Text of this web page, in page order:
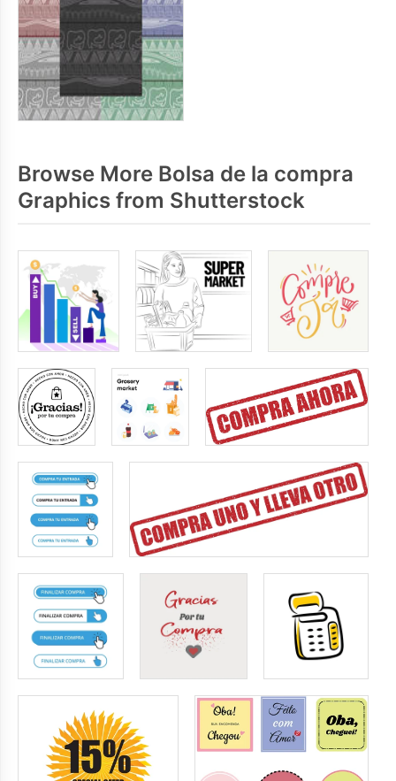
Browse More Bolsa de la compra
Graphics from Shutterstock